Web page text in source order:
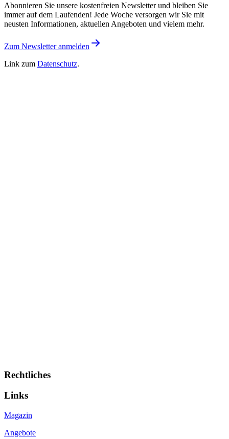
Abonnieren Sie unsere kostenfreien Newsletter und bleiben Sie
immer auf dem Laufenden! Jede Woche versorgen wir Sie mit
neusten Informationen, aktuellen Angeboten und vielem mehr.
Zum Newsletter anmelden
Link zum Datenschutz.
Rechtliches
Links
Magazin
Angebote